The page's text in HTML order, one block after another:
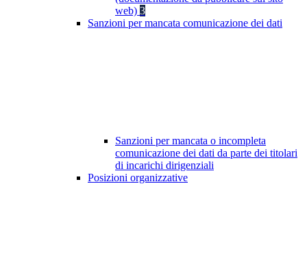
web) 3
Sanzioni per mancata comunicazione dei dati
Sanzioni per mancata o incompleta
comunicazione dei dati da parte dei titolari
di incarichi dirigenziali
Posizioni organizzative